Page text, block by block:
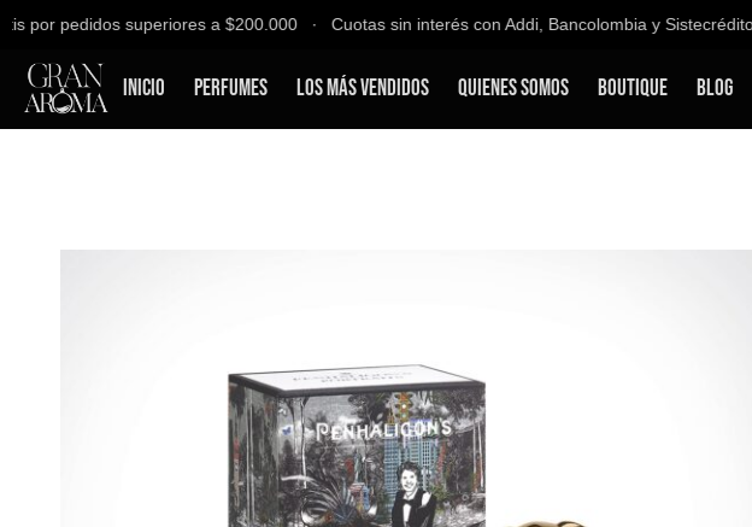
por pedidos superiores a $200.000 ∙ Cuotas sin interés con Addi, Bancolombia y
Inicio Perfumes Los Más Vendidos Quienes Somos Boutique Blog